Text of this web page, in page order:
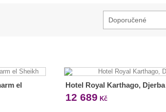
Doporučené
el
Hotel Royal Karthago, Djerba
12 689 Kč